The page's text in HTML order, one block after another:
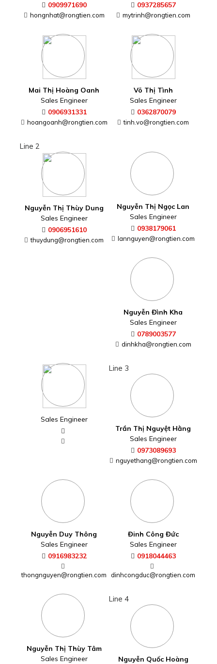
0909971690
hongnhat@rongtien.com
0937285657
mytrinh@rongtien.com
Mai Thị Hoàng Oanh
Sales Engineer
0906931331
hoangoanh@rongtien.com
Võ Thị Tình
Sales Engineer
0362870079
tinh.vo@rongtien.com
Line 2
Nguyễn Thị Thùy Dung
Sales Engineer
0906951610
thuydung@rongtien.com
Nguyễn Thị Ngọc Lan
Sales Engineer
0938179061
lannguyen@rongtien.com
Nguyễn Đình Kha
Sales Engineer
0789003577
dinhkha@rongtien.com
Sales Engineer
Line 3
Trần Thị Nguyệt Hằng
Sales Engineer
0973089693
nguyethang@rongtien.com
Nguyễn Duy Thông
Sales Engineer
0916983232
thongnguyen@rongtien.com
Đinh Công Đức
Sales Engineer
0918044463
dinhcongduc@rongtien.com
Nguyễn Thị Thùy Tâm
Sales Engineer
Line 4
Nguyễn Quốc Hoàng